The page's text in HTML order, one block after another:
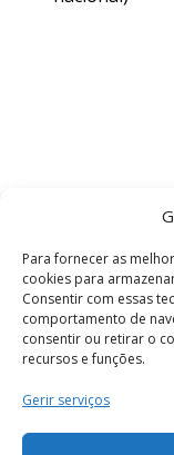
Para fornecer as
cookies para
Consentir com essas
comportamento de
consentir ou retirar o
recursos e funções.
Gerir serviços
Termos e